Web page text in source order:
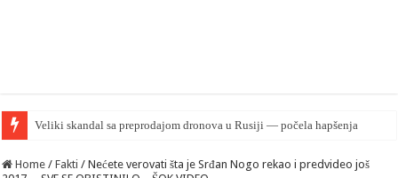
„
Home / Fakti / Nećete verovati šta je Srđan Nogo rekao i predvideo još